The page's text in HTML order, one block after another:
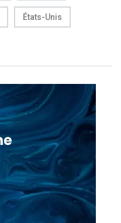
États-Unis